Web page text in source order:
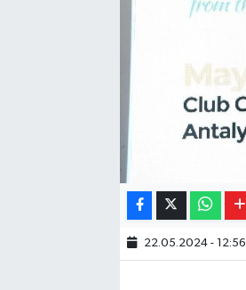
22.05.2024 - 12:56